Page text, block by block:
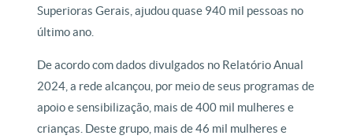
Superioras Gerais, ajudou quase 940 mil pessoas no
último ano.
De acordo com dados divulgados no Relatório Anual
2024, a rede alcançou, por meio de seus programas de
apoio e sensibilização, mais de 400 mil mulheres e
crianças. Deste grupo, mais de 46 mil mulheres e